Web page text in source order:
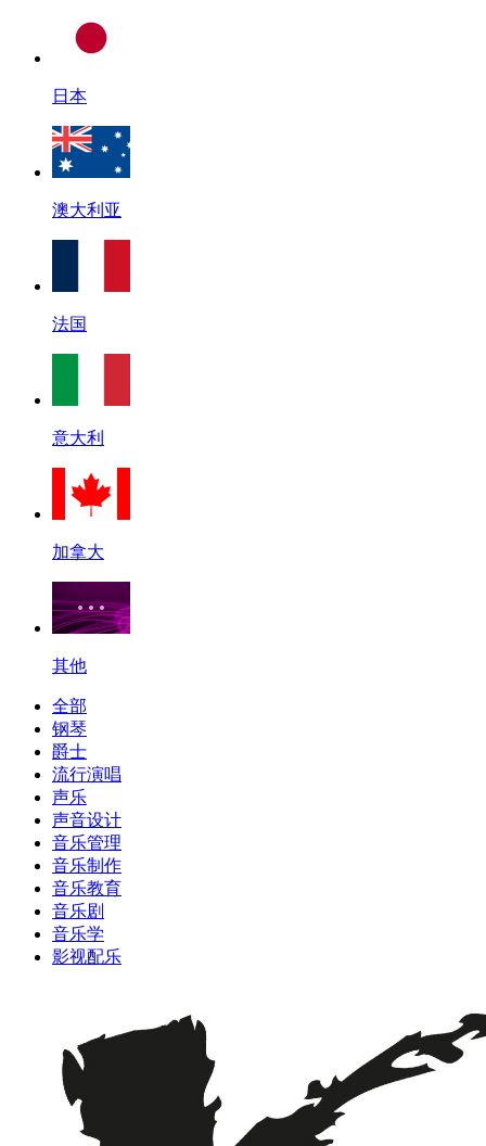
日本
澳大利亚
法国
意大利
加拿大
其他
全部
钢琴
爵士
流行演唱
声乐
声音设计
音乐管理
音乐制作
音乐教育
音乐剧
音乐学
影视配乐